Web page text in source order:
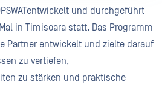
und durchgeführt
in Timisoara statt. Das Programm
Partner entwickelt und zielte darauf
zu vertiefen,
zu stärken und praktische